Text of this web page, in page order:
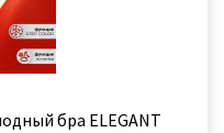
бра ELEGANT